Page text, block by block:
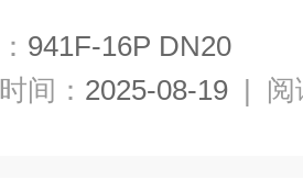
941F-16P DN20
间： 2025-08-19 | 阅